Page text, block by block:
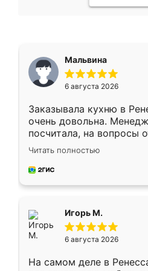
Мальвина
6 августа 2026
Заказывала кухню в
очень довольна.
посчитала, на вопросы
Замерщик приехал в
делу со всей
за день, ребята
Читать полностью
Игорь М.
6 августа 2026
На самом деле в